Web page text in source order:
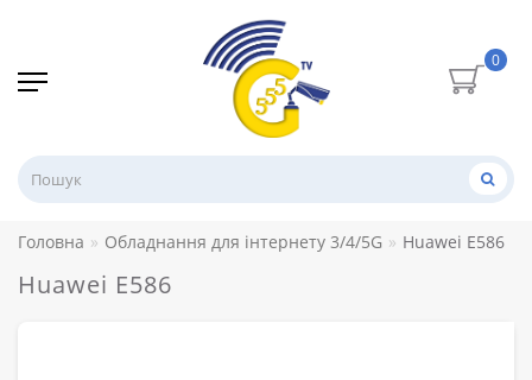
0
Головна Обладнання для інтернету 3/4/5G Huawei E586
Huawei E586